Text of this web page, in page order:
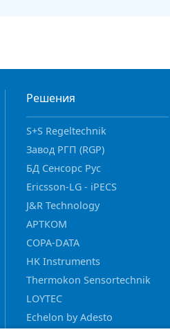
Решения
S+S Regeltechnik
Завод РГП (RGP)
БД Сенсорс Рус
Ericsson-LG - iPECS
J&R Technology
АРТКОМ
COPA-DATA
HK Instruments
Thermokon Sensortechnik
LOYTEC
Echelon by Adesto